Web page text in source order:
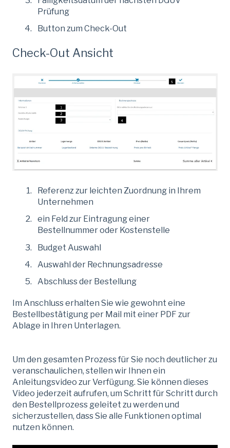
Prüfung
Button zum Check-Out
Check-Out Ansicht
Referenz zur leichten Zuordnung in Ihrem
Unternehmen
ein Feld zur Eintragung einer
Bestellnummer oder Kostenstelle
Budget Auswahl
Auswahl der Rechnungsadresse
Abschluss der Bestellung
Im Anschluss erhalten Sie wie gewohnt eine
Bestellbestätigung per Mail mit einer PDF zur
Ablage in Ihren Unterlagen.
Um den gesamten Prozess für Sie noch deutlicher zu
veranschaulichen, stellen wir Ihnen ein
Anleitungsvideo zur Verfügung. Sie können dieses
Video jederzeit aufrufen, um Schritt für Schritt durch
den Bestellprozess geleitet zu werden und
sicherzustellen, dass Sie alle Funktionen optimal
nutzen können.